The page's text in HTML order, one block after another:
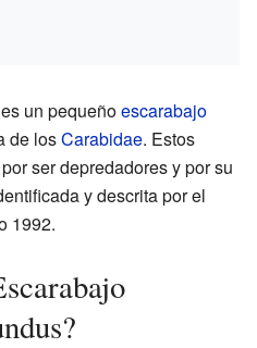
es un pequeñoescarabajo
de losCarabidae. Estos
ser depredadores y por su
y descrita por el
1992.